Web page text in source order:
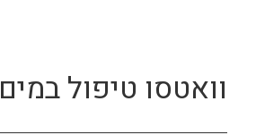
וואטסו טיפול במים 45 דק'